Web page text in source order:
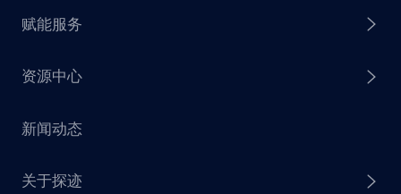
探迹 AI 拓客
探迹 AI 触达
赋能服务
赋能计划
资源中心
销售干货
新闻动态
关于探迹